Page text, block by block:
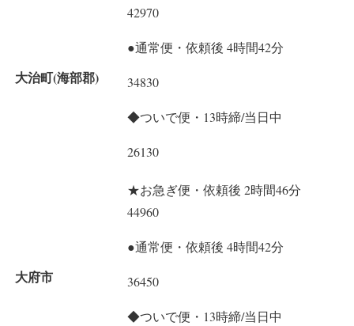
大治町(海部郡)
42970
●通常便・依頼後 4時間42分
34830
◆ついで便・13時締/当日中
26130
大府市
★お急ぎ便・依頼後 2時間46分
44960
●通常便・依頼後 4時間42分
36450
◆ついで便・13時締/当日中